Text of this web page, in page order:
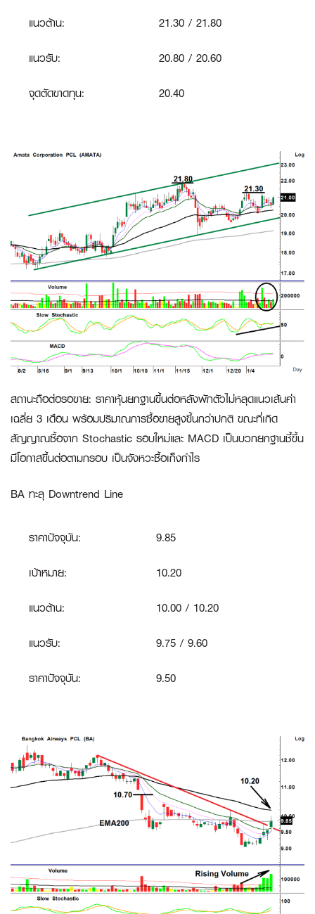
แนวต้าน:
21.30 / 21.80
แนวรับ:
20.80 / 20.60
จุดตัดขาดทุน:
20.40
สถานะถือต่อรอขาย: ราคาหุ้นยกฐานขึ้นต่อหลังพักตัวไม่หลุดแนวเส้นค่า
เฉลี่ย 3 เดือน พร้อมปริมาณการซื้อขายสูงขึ้นกว่าปกติ ขณะที่เกิด
สัญญาณซื้อจาก Stochastic รอบใหม่และ MACD เป็นบวกยกฐานชี้ขึ้น
มีโอกาสขึ้นต่อตามกรอบ เป็นจังหวะซื้อเก็งกำไร
BA ทะลุ Downtrend Line
ราคาปัจจุบัน:
9.85
เป้าหมาย:
10.20
แนวต้าน:
10.00 / 10.20
แนวรับ:
9.75 / 9.60
ราคาปัจจุบัน:
9.50